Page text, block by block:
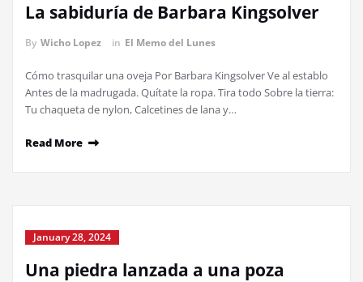
La sabiduría de Barbara Kingsolver
By Wicho Lopez in El Memo del Lunes
Cómo trasquilar una oveja Por Barbara Kingsolver Ve al establo
Antes de la madrugada. Quítate la ropa. Tira todo Sobre la tierra:
Tu chaqueta de nylon, Calcetines de lana y…
Read More
January 28, 2024
Una piedra lanzada a una poza